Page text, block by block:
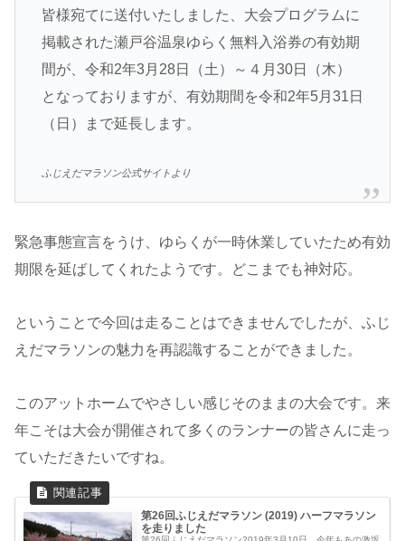
皆様宛てに送付いたしました、大会プログラムに
掲載された瀬戸谷温泉ゆらく無料入浴券の有効期
間が、令和2年3月28日（土）～４月30日（木）
となっておりますが、有効期間を令和2年5月31日
（日）まで延長します。
ふじえだマラソン公式サイトより
緊急事態宣言をうけ、ゆらくが一時休業していたため有効
期限を延ばしてくれたようです。どこまでも神対応。
ということで今回は走ることはできませんでしたが、ふじ
えだマラソンの魅力を再認識することができました。
このアットホームでやさしい感じそのままの大会です。来
年こそは大会が開催されて多くのランナーの皆さんに走っ
ていただきたいですね。
第26回ふじえだマラソン (2019) ハーフマラソン
を走りました